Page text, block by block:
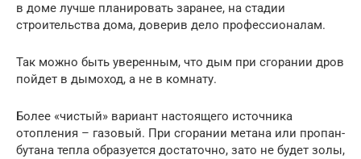
в доме лучше планировать заранее, на стадии
строительства дома, доверив дело профессионалам.
Так можно быть уверенным, что дым при сгорании дров
пойдет в дымоход, а не в комнату.
Более «чистый» вариант настоящего источника
отопления – газовый. При сгорании метана или пропан-
бутана тепла образуется достаточно, зато не будет золы,